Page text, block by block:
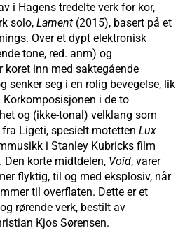
i Hagens tredelte verk for kor,
solo, Lament (2015), basert på et
Over et dypt elektronisk
tone, red. anm) og
koret inn med saktegående
senker seg i en rolig bevegelse, lik
i de to
og (ikke-tonal) velklang som
Ligeti, spesielt motetten Lux
i Stanley Kubricks film
Den korte midtdelen, Void, varer
flyktig, til og med eksplosiv, når
til overflaten. Dette er et
rørende verk, bestilt av
Kjos Sørensen.